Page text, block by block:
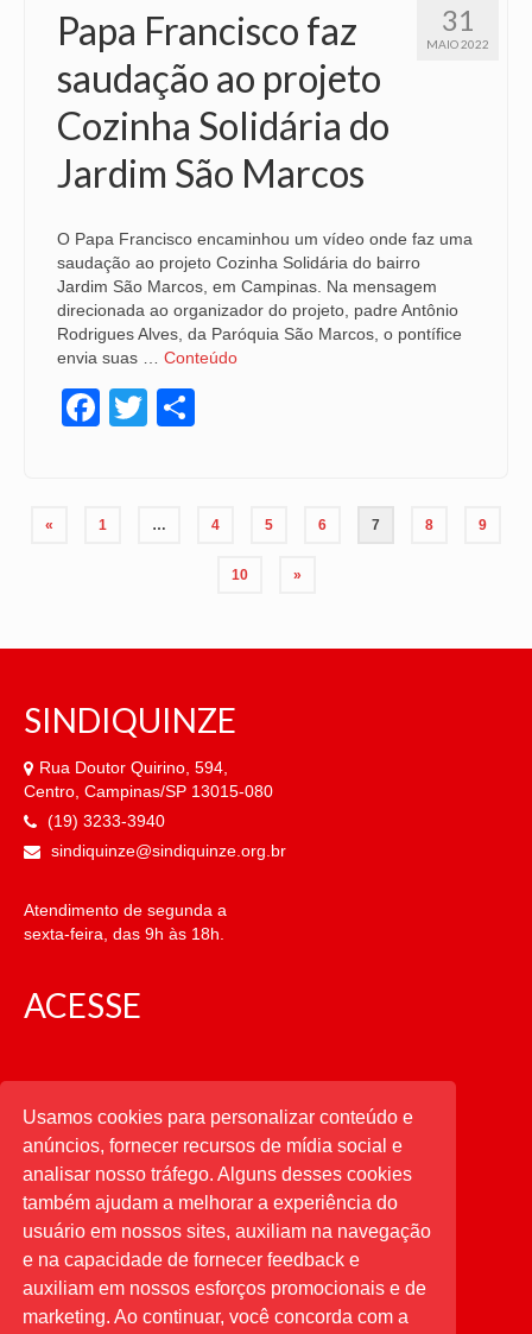
31
MAIO 2022
Papa Francisco faz
saudação ao projeto
Cozinha Solidária do
Jardim São Marcos
O Papa Francisco encaminhou um vídeo onde faz uma
saudação ao projeto Cozinha Solidária do bairro
Jardim São Marcos, em Campinas. Na mensagem
direcionada ao organizador do projeto, padre Antônio
Rodrigues Alves, da Paróquia São Marcos, o pontífice
envia suas … Conteúdo
Facebook
Twitter
Paginação
« 1 … 4 5 6 7 8 9
10 »
SINDIQUINZE
Rua Doutor Quirino, 594,
Centro, Campinas/SP 13015-080
(19) 3233-3940
sindiquinze@sindiquinze.org.br
Atendimento de segunda a
sexta-feira, das 9h às 18h.
ACESSE
CATEGORIAS
CATEGORIAS
PESQUISAR
Buscar
por:
Usamos cookies para personalizar conteúdo e
anúncios, fornecer recursos de mídia social e
analisar nosso tráfego. Alguns desses cookies
também ajudam a melhorar a experiência do
usuário em nossos sites, auxiliam na navegação
e na capacidade de fornecer feedback e
auxiliam em nossos esforços promocionais e de
marketing. Ao continuar, você concorda com a